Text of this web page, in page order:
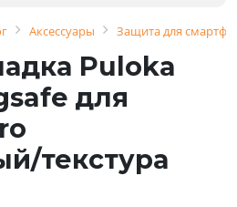
Аксессуары Защита для
Puloka
для
текстура